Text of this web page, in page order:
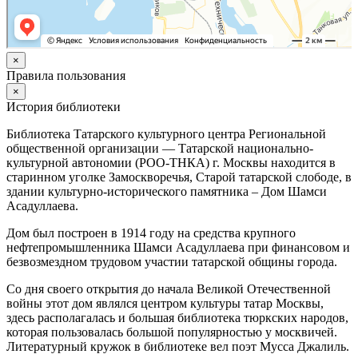
×
Правила пользования
×
История библиотеки
Библиотека Татарского культурного центра Региональной
общественной организации — Татарской национально-
культурной автономии (РОО-ТНКА) г. Москвы находится в
старинном уголке Замоскворечья, Старой татарской слободе, в
здании культурно-исторического памятника – Дом Шамси
Асадуллаева.
Дом был построен в 1914 году на средства крупного
нефтепромышленника Шамси Асадуллаева при финансовом и
безвозмездном трудовом участии татарской общины города.
Со дня своего открытия до начала Великой Отечественной
войны этот дом являлся центром культуры татар Москвы,
здесь располагалась и большая библиотека тюркских народов,
которая пользовалась большой популярностью у москвичей.
Литературный кружок в библиотеке вел поэт Мусса Джалиль.